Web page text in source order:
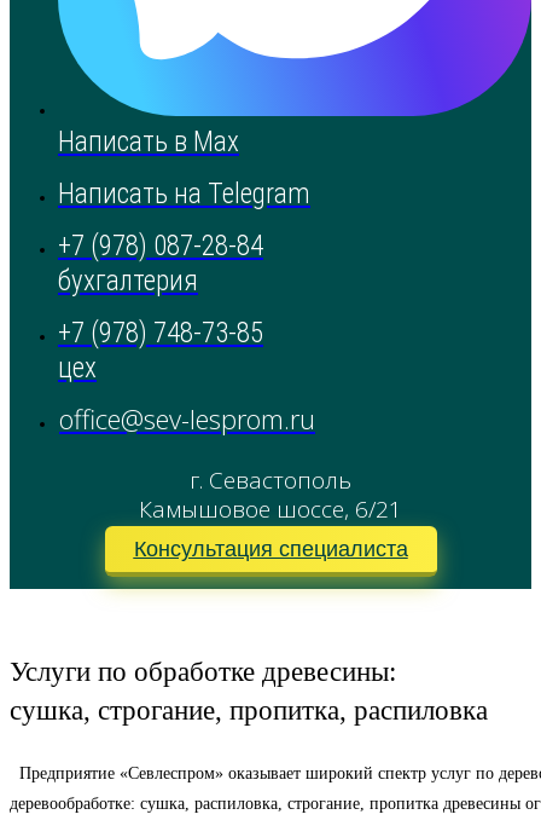
Написать в Max
Написать на Telegram
+7 (978) 087-28-84
бухгалтерия
+7 (978) 748-73-85
цех
office@sev-lesprom.ru
г. Севастополь
Камышовое шоссе, 6/21
Консультация специалиста
Услуги по обработке древесины:
сушка, строгание, пропитка, распиловка
Предприятие «Севлеспром» оказывает широкий спектр услуг по
деревообработке: сушка, распиловка, строгание, пропитка древесины